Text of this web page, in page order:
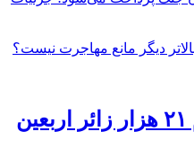
دیگر مانع مهاجرت نیست؟
اینفوگرافیک؛ اعزام ۲۱ هزار زائر اربعین